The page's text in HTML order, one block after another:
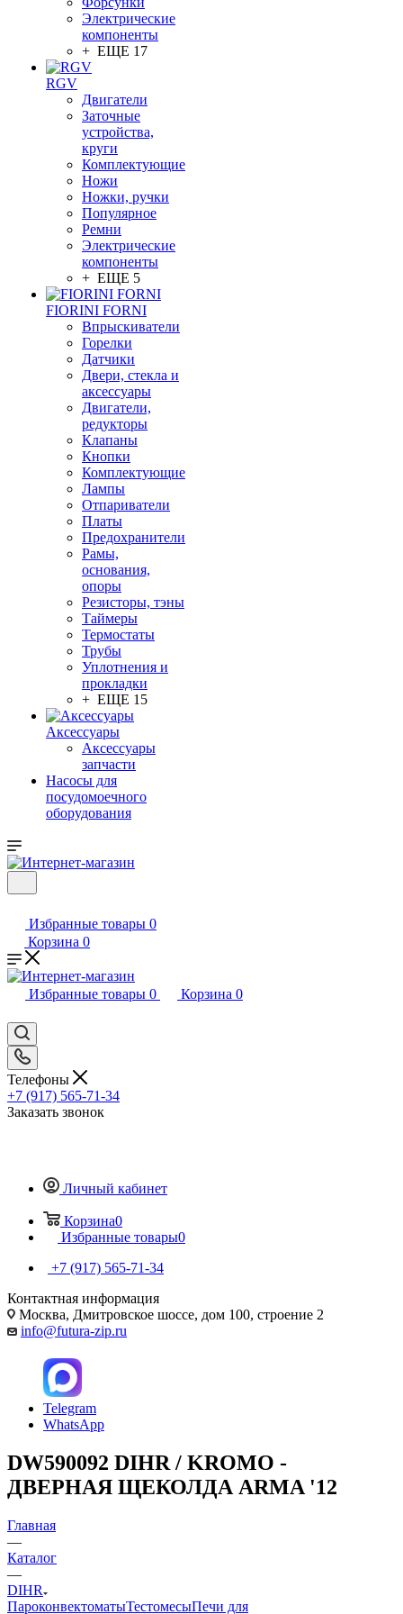
Электрические
компоненты
+ ЕЩЕ 17
RGV
Двигатели
Заточные
устройства,
круги
Комплектующие
Ножи
Ножки, ручки
Популярное
Ремни
Электрические
компоненты
+ ЕЩЕ 5
FIORINI FORNI
Впрыскиватели
Горелки
Датчики
Двери, стекла и
аксессуары
Двигатели,
редукторы
Клапаны
Кнопки
Комплектующие
Лампы
Отпариватели
Платы
Предохранители
Рамы,
основания,
опоры
Резисторы, тэны
Таймеры
Термостаты
Трубы
Уплотнения и
прокладки
+ ЕЩЕ 15
Аксессуары
Аксессуары
запчасти
Насосы для
посудомоечного
оборудования
Избранные товары 0
Корзина 0
Избранные товары 0 Корзина 0
Телефоны
+7 (917) 565-71-34
Заказать звонок
Личный кабинет
Корзина0
Избранные товары0
+7 (917) 565-71-34
Контактная информация
Москва, Дмитровское шоссе, дом 100, строение 2
info@futura-zip.ru
Telegram
WhatsApp
DW590092 DIHR / KROMO -
ДВЕРНАЯ ЩЕКОЛДА ARMA '12
Главная
—
Каталог
—
DIHR
ПароконвектоматыТестомесыПечи для